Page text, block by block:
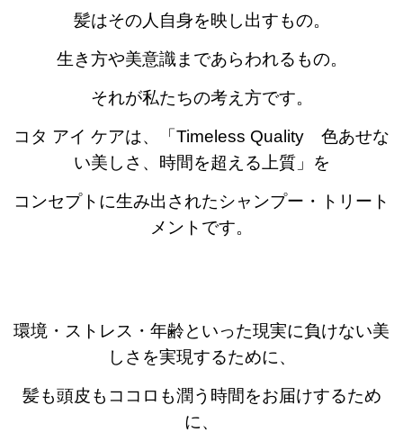
髪はその人自身を映し出すもの。
生き方や美意識まであらわれるもの。
それが私たちの考え方です。
コタ アイ ケアは、「Timeless Quality 色あせな
い美しさ、時間を超える上質」を
コンセプトに生み出されたシャンプー・トリート
メントです。
環境・ストレス・年齢といった現実に負けない美
しさを実現するために、
髪も頭皮もココロも潤う時間をお届けするため
に、